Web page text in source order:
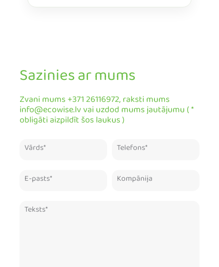
Sazinies ar mums
Zvani mums +371 26116972, raksti mums
info@ecowise.lv vai uzdod mums jautājumu ( *
obligāti aizpildīt šos laukus )